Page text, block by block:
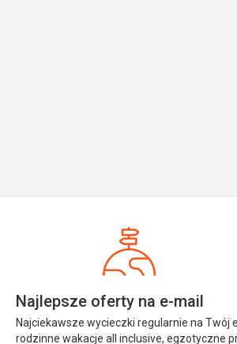
Najlepsze oferty na e-mail
Najciekawsze wycieczki regularnie na Twój
rodzinne wakacje all inclusive, egzotyczne